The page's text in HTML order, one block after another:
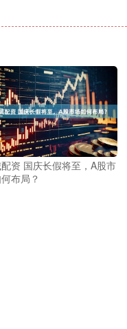
资 国庆长假将至，A股市
布局？